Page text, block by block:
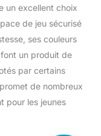
un excellent choix
de jeu sécurisé
ses couleurs
un produit de
par certains
de nombreux
pour les jeunes